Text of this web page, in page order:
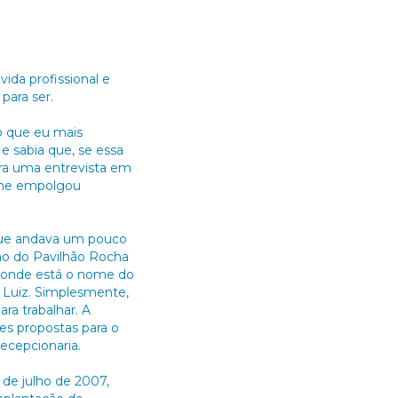
profissional e
ser.
que eu mais
sabia que, se essa
uma entrevista em
empolgou
andava um pouco
do Pavilhão Rocha
está o nome do
Simplesmente,
trabalhar. A
propostas para o
julho de 2007,